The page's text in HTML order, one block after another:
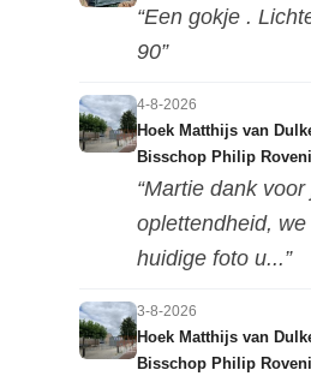
“Een gokje .
90”
4-8-2026
Hoek Matthijs van
Bisschop Philip
“Martie dank voor
oplettendheid,
huidige foto u...”
3-8-2026
Hoek Matthijs van
Bisschop Philip